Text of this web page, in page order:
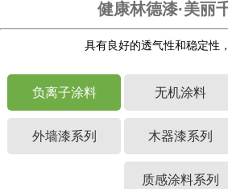
健康林德漆·美丽
具有良好的透气性和稳定性
负离子涂料 无机涂料
外墙漆系列 木器漆系列
质感涂料系列